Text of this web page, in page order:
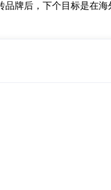
牌后，下个目标是在